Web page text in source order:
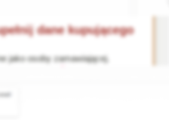
dane kupującego
jako osoby zamawiającej.